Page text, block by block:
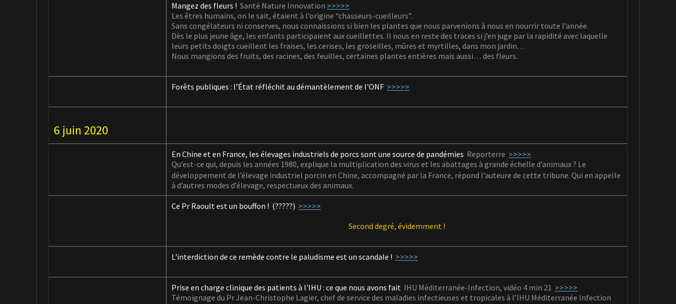
Mangez des fleurs ! Santé Nature Innovation >>>>>
Les êtres humains, on le sait, étaient à l’origine “chasseurs-cueilleurs”.
Sans congélateurs ni conserves, nous connaissions si bien les plantes que nous parvenions à nous en nourrir toute l’année.
Dès le plus jeune âge, les enfants participaient aux cueillettes. Il nous en reste des traces si j’en juge par la rapidité avec laquelle
leurs petits doigts cueillent les fraises, les cerises, les groseilles, mûres et myrtilles, dans mon jardin…
Nous mangions des fruits, des racines, des feuilles, certaines plantes entières mais aussi… des fleurs.
Forêts publiques : l’État réfléchit au démantèlement de l'ONF >>>>>
6 juin 2020
En Chine et en France, les élevages industriels de porcs sontune source de pandémies Reporterre >>>>>
Qu’est-ce qui, depuis les années 1980, explique la multiplication des virus et les abattages à grande échelle d’animaux? Le
développement de l’élevage industriel porcin en Chine, accompagné par la France, répond l’auteure de cette tribune. Qui en appelle
à d’autres modes d’élevage, respectueux des animaux.
Ce Pr Raoult est un bouffon ! (?????) >>>>>
Second degré, évidemment !
L'interdiction de ce remède contre le paludisme est un scandale ! >>>>>
Prise en charge clinique des patients à l'IHU : ce que nous avons fait IHU Méditerranée-Infection, vidéo 4 min 21 >>>>>
Témoignage du Pr Jean-Christophe Lagier, chef de service des maladies infectieuses et tropicales à l’IHU Méditerranée Infection